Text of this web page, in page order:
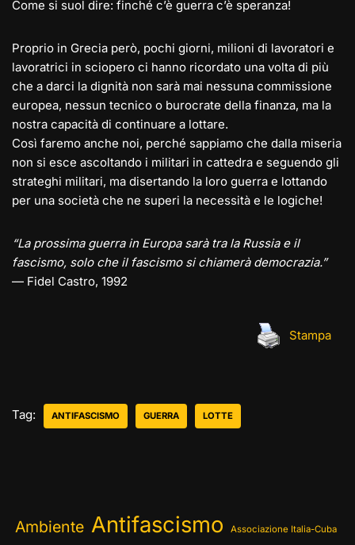
Come si suol dire: finché c’è guerra c’è speranza!
Proprio in Grecia però, pochi giorni, milioni di lavoratori e
lavoratrici in sciopero ci hanno ricordato una volta di più
che a darci la dignità non sarà mai nessuna commissione
europea, nessun tecnico o burocrate della finanza, ma la
nostra capacità di continuare a lottare.
Così faremo anche noi, perché sappiamo che dalla miseria
non si esce ascoltando i militari in cattedra e seguendo gli
strateghi militari, ma disertando la loro guerra e lottando
per una società che ne superi la necessità e le logiche!
“La prossima guerra in Europa sarà tra la Russia e il
fascismo, solo che il fascismo si chiamerà democrazia.”
— Fidel Castro, 1992
Stampa
Tag: ANTIFASCISMO GUERRA LOTTE
Ambiente Antifascismo Associazione Italia-Cuba